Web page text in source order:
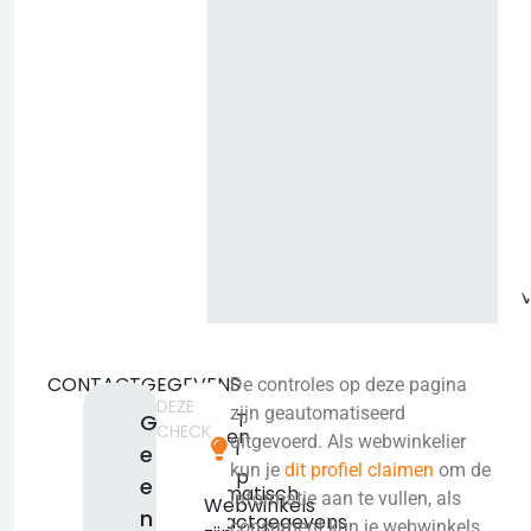
CONTACTGEGEVENS
G
e
e
n
We
konden
niet
automatisch
contactgegevens
T
i
p
Webwinkels
DEZE
CHECK
De controles op deze pagina
zijn geautomatiseerd
uitgevoerd. Als webwinkelier
kun je dit profiel claimen om de
informatie aan te vullen, als